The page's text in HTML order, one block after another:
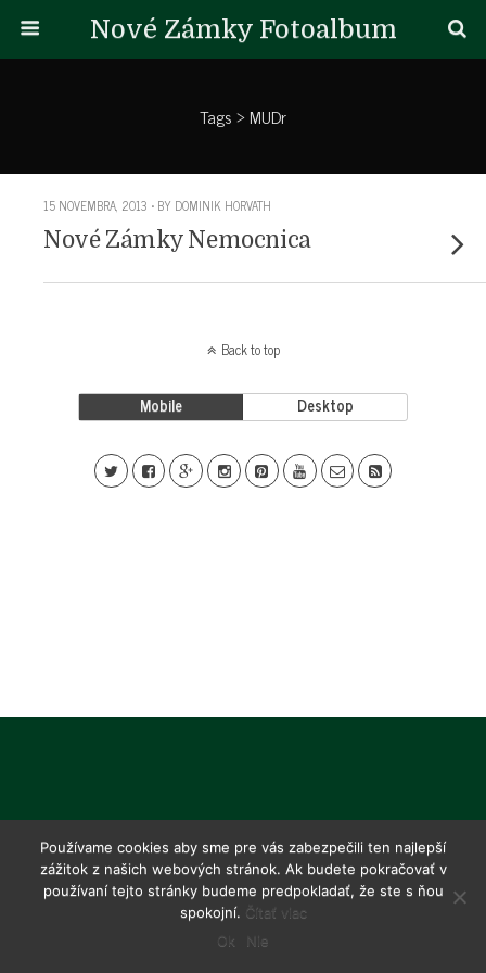
Nové Zámky Fotoalbum
Tags › MUDr
15 NOVEMBRA, 2013 • BY DOMINIK HORVATH
Nové Zámky Nemocnica
Back to top
Mobile Desktop
Používame cookies aby sme pre vás zabezpečili ten najlepší
zážitok z našich webových stránok. Ak budete pokračovať v
používaní tejto stránky budeme predpokladať, že ste s ňou
spokojní. Čítať viac
Ok
Nie